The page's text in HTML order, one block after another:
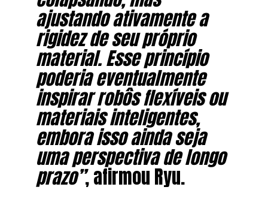
ajustando ativamente a
rigidez de seu próprio
material. Esse princípio
poderia eventualmente
inspirar robôs flexíveis ou
materiais inteligentes,
embora isso ainda seja
uma perspectiva de longo
prazo”, afirmou Ryu.